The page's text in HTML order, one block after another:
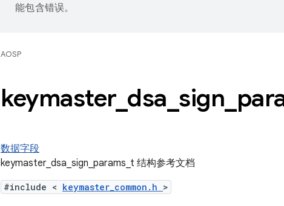
能包含错误。
AOSP
keymaster_ dsa sign
数据字段
keymaster_dsa_sign_params_t 结构参考文档
#include < keymaster_common.h >